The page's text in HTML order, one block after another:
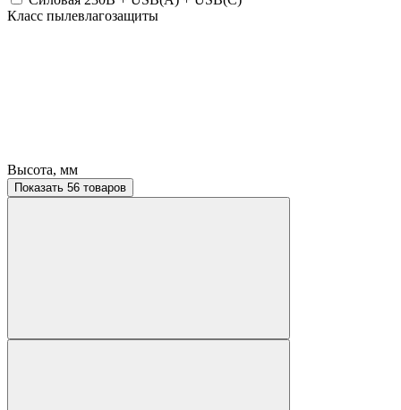
Класс пылевлагозащиты
Высота, мм
Показать 56 товаров